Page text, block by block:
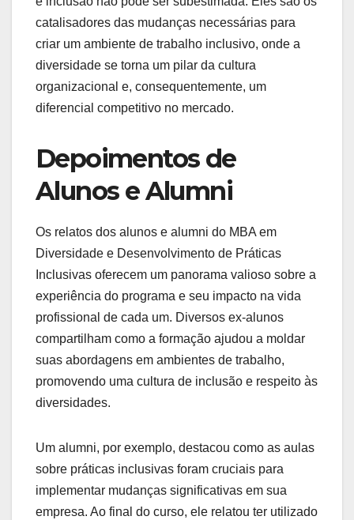
catalisadores das mudanças necessárias para
criar um ambiente de trabalho inclusivo, onde a
diversidade se torna um pilar da cultura
organizacional e, consequentemente, um
diferencial competitivo no mercado.
Depoimentos de
Alunos e Alumni
Os relatos dos alunos e alumni do MBA em
Diversidade e Desenvolvimento de Práticas
Inclusivas oferecem um panorama valioso sobre a
experiência do programa e seu impacto na vida
profissional de cada um. Diversos ex-alunos
compartilham como a formação ajudou a moldar
suas abordagens em ambientes de trabalho,
promovendo uma cultura de inclusão e respeito às
diversidades.
Um alumni, por exemplo, destacou como as aulas
sobre práticas inclusivas foram cruciais para
implementar mudanças significativas em sua
empresa. Ao final do curso, ele relatou ter utilizado